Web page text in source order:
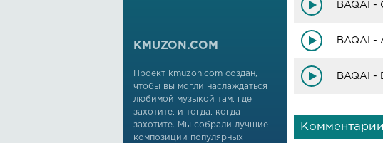
BAQAI -
BAQAI -
BAQAI -
Комментарии
KMUZON.COM
Проект kmuzon.com создан,
чтобы вы могли наслаждаться
любимой музыкой там, где
захотите, и тогда, когда
захотите. Мы собрали лучшие
композиции популярных